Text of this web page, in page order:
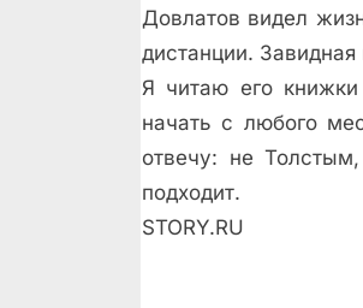
Довлатов видел
дистанции.
Я читаю его
начать с любого
отвечу: не
подходит.
STORY.RU